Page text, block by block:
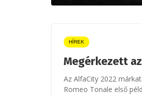
HÍREK
Megérkezett
Az AlfaCity 2022
Romeo Tonale első